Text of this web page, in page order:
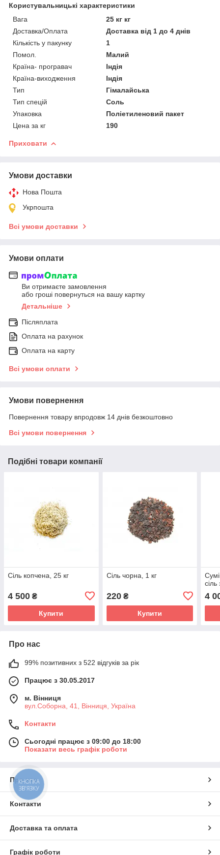
Користувальницькі характеристики
Вага
25 кг кг
Доставка/Оплата
Доставка від 1 до 4 днів
Кількість у пакунку
1
Помол.
Малий
Країна- програвач
Індія
Країна-виходження
Індія
Тип
Гімалайська
Тип спецій
Соль
Упаковка
Поліетиленовий пакет
Цена за кг
190
Приховати
Умови доставки
Нова Пошта
Укрпошта
Всі умови доставки
Умови оплати
Ви отримаєте замовлення
або гроші повернуться на вашу картку
Детальніше
Післяплата
Оплата на рахунок
Оплата на карту
Всі умови оплати
Умови повернення
Повернення товару впродовж 14 днів безкоштовно
Всі умови повернення
Подібні товари компанії
Сіль копчена, 25 кг
4 500 ₴
Купити
Сіль чорна, 1 кг
220₴
Купити
4
Про нас
99% позитивних з 522 відгуків за рік
Працює з 30.05.2017
м. Вінниця
вул.Соборна, 41, Вінниця, Україна
Контакти
Сьогодні працює з 09:00 до 18:00
Показати весь графік роботи
Про нас
Контакти
Доставка та оплата
Графік роботи
КНОПКА
ЗВ'ЯЗКУ